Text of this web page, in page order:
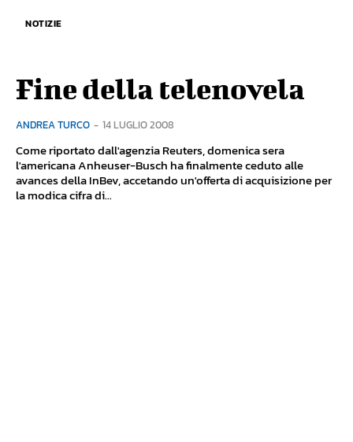
NOTIZIE
Fine della telenovela
ANDREA TURCO - 14 LUGLIO 2008
Come riportato dall'agenzia Reuters, domenica sera
l'americana Anheuser-Busch ha finalmente ceduto alle
avances della InBev, accetando un'offerta di acquisizione per
la modica cifra di...